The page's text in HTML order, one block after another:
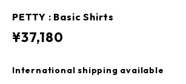
PETTY : Basic Shirts
¥37,180
International shipping available